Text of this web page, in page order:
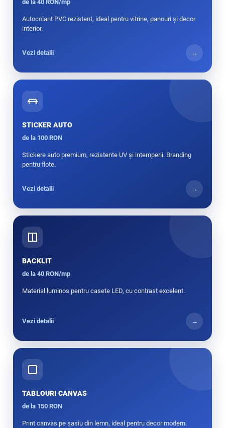
de la 40 RON/mp
Autocolant PVC rezistent, ideal pentru vitrine, panouri și decor
interior.
Vezi detalii →
STICKER AUTO
de la 100 RON
Stickere auto premium, rezistente UV și intemperii. Branding
pentru flote.
Vezi detalii →
BACKLIT
de la 40 RON/mp
Material luminos pentru casete LED, cu contrast excelent.
Vezi detalii →
TABLOURI CANVAS
de la 150 RON
Print canvas pe șasiu din lemn, ideal pentru decor modern.